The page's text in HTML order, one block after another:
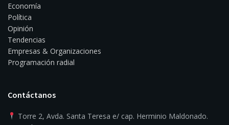
Economía
Política
Opinión
Tendencias
Empresas & Organizaciones
Programación radial
Contáctanos
Torre 2, Avda. Santa Teresa e/ cap. Herminio Maldonado.